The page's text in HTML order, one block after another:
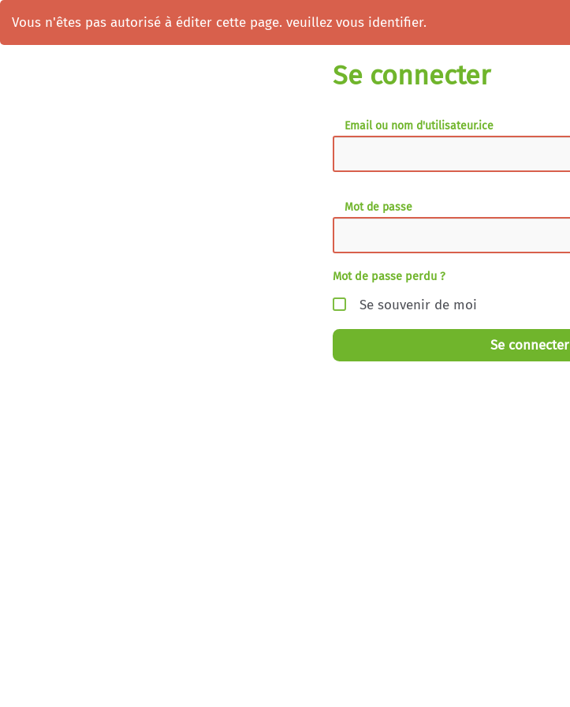
Vous n'êtes pas autorisé à éditer cette page. veuillez vous identifier.
Se connecter
Email ou nom d'utilisateur.ice
Mot de passe
Mot de passe perdu ?
Se souvenir de moi
Se connecter